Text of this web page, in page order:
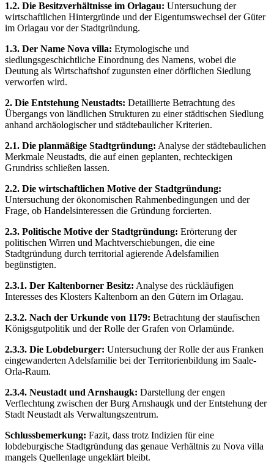
1.2. Die Besitzverhältnisse im Orlagau: Untersuchung der
wirtschaftlichen Hintergründe und der Eigentumswechsel der Güter
im Orlagau vor der Stadtgründung.
1.3. Der Name Nova villa: Etymologische und
siedlungsgeschichtliche Einordnung des Namens, wobei die
Deutung als Wirtschaftshof zugunsten einer dörflichen Siedlung
verworfen wird.
2. Die Entstehung Neustadts: Detaillierte Betrachtung des
Übergangs von ländlichen Strukturen zu einer städtischen Siedlung
anhand archäologischer und städtebaulicher Kriterien.
2.1. Die planmäßige Stadtgründung: Analyse der städtebaulichen
Merkmale Neustadts, die auf einen geplanten, rechteckigen
Grundriss schließen lassen.
2.2. Die wirtschaftlichen Motive der Stadtgründung:
Untersuchung der ökonomischen Rahmenbedingungen und der
Frage, ob Handelsinteressen die Gründung forcierten.
2.3. Politische Motive der Stadtgründung: Erörterung der
politischen Wirren und Machtverschiebungen, die eine
Stadtgründung durch territorial agierende Adelsfamilien
begünstigten.
2.3.1. Der Kaltenborner Besitz: Analyse des rückläufigen
Interesses des Klosters Kaltenborn an den Gütern im Orlagau.
2.3.2. Nach der Urkunde von 1179: Betrachtung der staufischen
Königsgutpolitik und der Rolle der Grafen von Orlamünde.
2.3.3. Die Lobdeburger: Untersuchung der Rolle der aus Franken
eingewanderten Adelsfamilie bei der Territorienbildung im Saale-
Orla-Raum.
2.3.4. Neustadt und Arnshaugk: Darstellung der engen
Verflechtung zwischen der Burg Arnshaugk und der Entstehung der
Stadt Neustadt als Verwaltungszentrum.
Schlussbemerkung: Fazit, dass trotz Indizien für eine
lobdeburgische Stadtgründung das genaue Verhältnis zu Nova villa
mangels Quellenlage ungeklärt bleibt.